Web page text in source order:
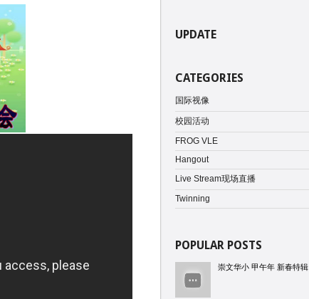
UPDATE
CATEGORIES
国际视像
校园活动
FROG VLE
Hangout
Live Stream现场直播
Twinning
POPULAR POSTS
崇文华小 甲午年 新春特辑